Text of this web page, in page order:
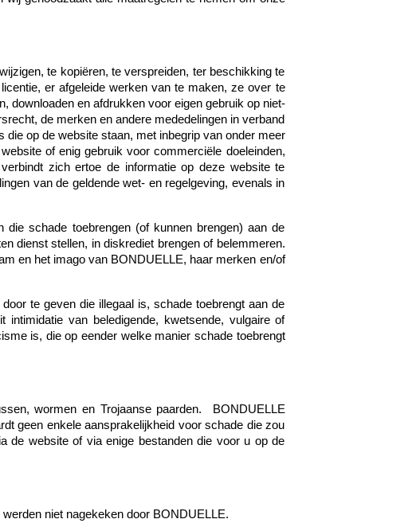
te kopiëren, te verspreiden, ter beschikking te
er afgeleide werken van te maken, ze over te
downloaden en afdrukken voor eigen gebruik op niet-
de merken en andere mededelingen in verband
op de website staan, met inbegrip van onder meer
of enig gebruik voor commerciële doeleinden,
zich ertoe de informatie op deze website te
van de geldende wet- en regelgeving, evenals in
schade toebrengen (of kunnen brengen) aan de
dienst stellen, in diskrediet brengen of belemmeren.
en het imago van BONDUELLE, haar merken en/of
te geven die illegaal is, schade toebrengt aan de
van beledigende, kwetsende, vulgaire of
is, die op eender welke manier schade toebrengt
wormen en Trojaanse paarden.
BONDUELLE
geen enkele aansprakelijkheid voor schade die zou
de website of via enige bestanden die voor u op de
niet nagekeken door BONDUELLE.